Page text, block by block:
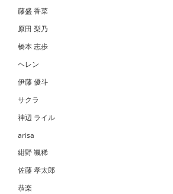
藤盛 香菜
原田 梨乃
橋本 志歩
ヘレン
伊藤 優斗
サクラ
神辺 ライル
arisa
紺野 颯稀
佐藤 孝太郎
恭楽